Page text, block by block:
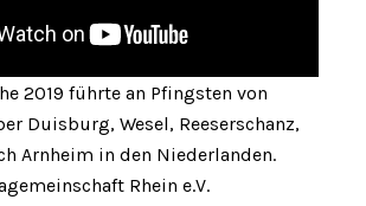
2019 führte an Pfingsten von
Duisburg, Wesel, Reeserschanz,
Arnheim in den Niederlanden.
Rhein e.V.